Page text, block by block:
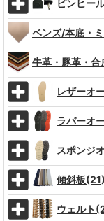
ピンヒー
ベンズ/本底・
牛革・豚革・
レザーオ
ラバーオ
スポンジ
傾斜板(21)
ウェルト